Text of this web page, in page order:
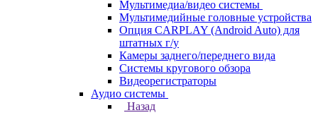
Мультимедиа/видео системы
Мультимедийные головные устройства
Опция CARPLAY (Android Auto) для
штатных г/у
Камеры заднего/переднего вида
Системы кругового обзора
Видеорегистраторы
Аудио системы
Назад